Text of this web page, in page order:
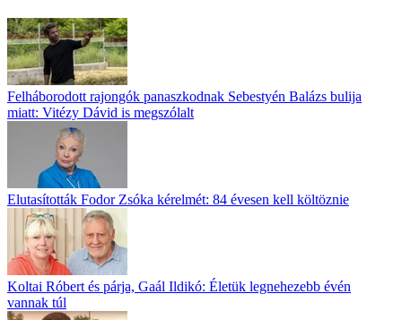
Felháborodott rajongók panaszkodnak Sebestyén Balázs bulija
miatt: Vitézy Dávid is megszólalt
Elutasították Fodor Zsóka kérelmét: 84 évesen kell költöznie
Koltai Róbert és párja, Gaál Ildikó: Életük legnehezebb évén
vannak túl